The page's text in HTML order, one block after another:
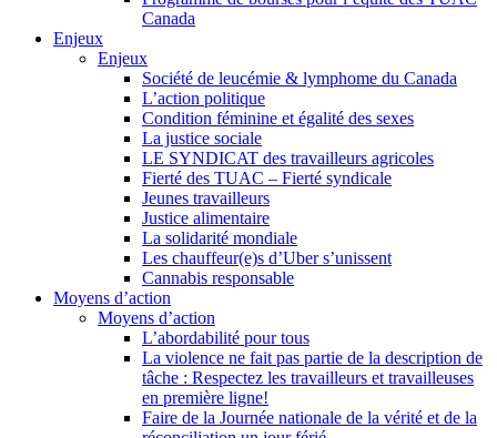
Canada
Enjeux
Enjeux
Société de leucémie & lymphome du Canada
L’action politique
Condition féminine et égalité des sexes
La justice sociale
LE SYNDICAT des travailleurs agricoles
Fierté des TUAC – Fierté syndicale
Jeunes travailleurs
Justice alimentaire
La solidarité mondiale
Les chauffeur(e)s d’Uber s’unissent
Cannabis responsable
Moyens d’action
Moyens d’action
L’abordabilité pour tous
La violence ne fait pas partie de la description de
tâche : Respectez les travailleurs et travailleuses
en première ligne!
Faire de la Journée nationale de la vérité et de la